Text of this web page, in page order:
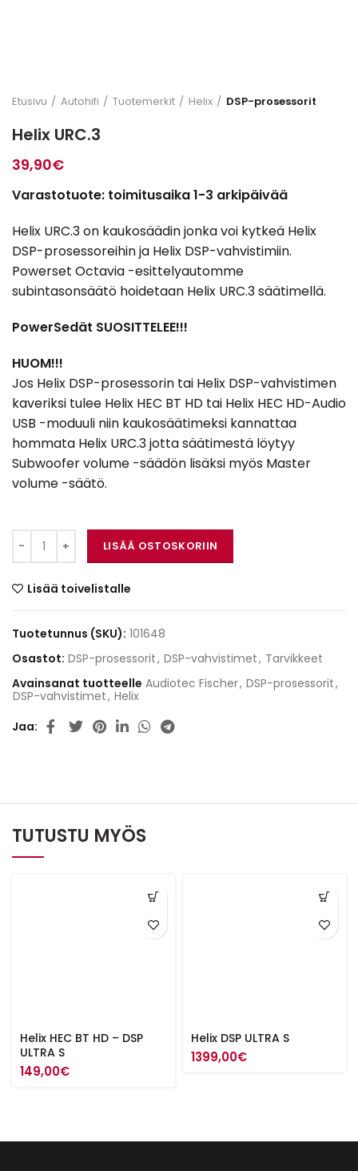
Etusivu Autohifi Tuotemerkit Helix DSP-prosessorit
Helix URC.3
39,90€
Varastotuote: toimitusaika 1-3 arkipäivää
Helix URC.3 on kaukosäädin jonka voi kytkeä Helix
DSP-prosessoreihin ja Helix DSP-vahvistimiin.
Powerset Octavia -esittelyautomme
subintasonsäätö hoidetaan Helix URC.3 säätimellä.
PowerSedät SUOSITTELEE!!!
HUOM!!!
Jos Helix DSP-prosessorin tai Helix DSP-vahvistimen
kaveriksi tulee Helix HEC BT HD tai Helix HEC HD-Audio
USB -moduuli niin kaukosäätimeksi kannattaa
hommata Helix URC.3 jotta säätimestä löytyy
Subwoofer volume -säädön lisäksi myös Master
volume -säätö.
Helix URC.3 määräLISÄÄ OSTOSKORIIN
Lisää toivelistalle
Tuotetunnus (SKU): 101648
Osastot: DSP-prosessorit, DSP-vahvistimet, Tarvikkeet
Avainsanat tuotteelle Audiotec Fischer, DSP-prosessorit,
DSP-vahvistimet, Helix
Jaa
TUTUSTU MYÖS
Helix HEC BT HD – DSP
ULTRA S
149,00€
Helix DSP ULTRA S
1399,00€